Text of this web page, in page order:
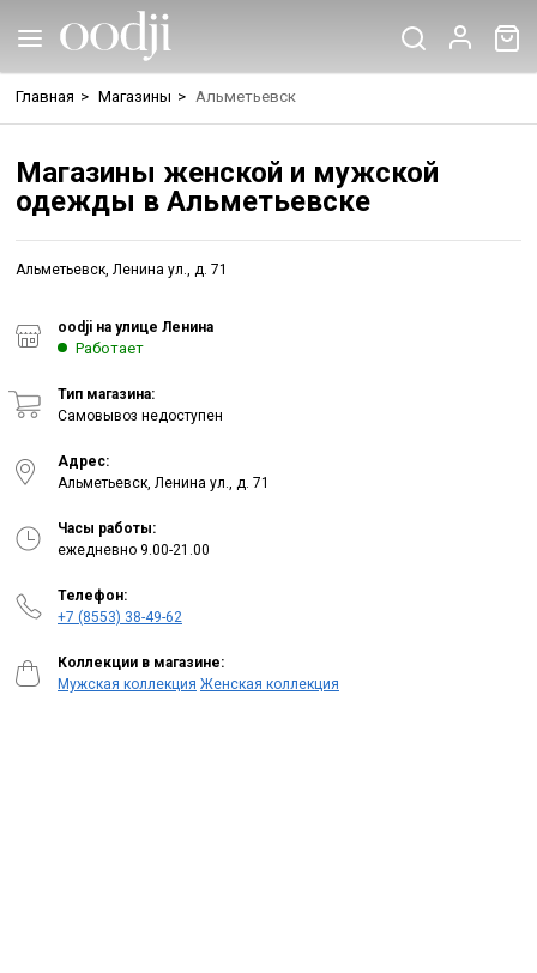
Главная > Магазины > Альметьевск
Магазины женской и мужской
одежды в Альметьевске
Альметьевск, Ленина ул., д. 71
oodji на улице Ленина
Работает
Тип магазина:
Самовывоз недоступен
Адрес:
Альметьевск, Ленина ул., д. 71
Часы работы:
ежедневно 9.00-21.00
Телефон:
+7 (8553) 38-49-62
Коллекции в магазине:
Мужская коллекция Женская коллекция